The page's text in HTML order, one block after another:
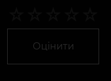
Оцінити